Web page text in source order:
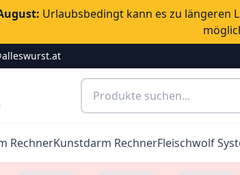
Urlaubsbedingt kann es zu längeren
RechnerKunstdarm RechnerFleischwolf